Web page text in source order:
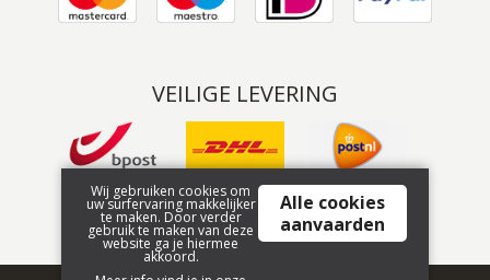
VEILIGE LEVERING
Wij gebruiken cookies om
uw surfervaring makkelijker
te maken. Door verder
gebruik te maken van deze
website ga je hiermee
akkoord.
Alle cookies
aanvaarden